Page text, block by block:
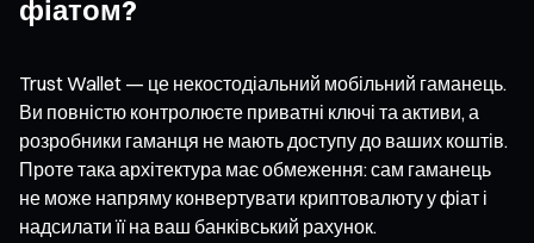
фіатом?
Trust Wallet — це некостодіальний мобільний гаманець.
Ви повністю контролюєте приватні ключі та активи, а
розробники гаманця не мають доступу до ваших коштів.
Проте така архітектура має обмеження: сам гаманець
не може напряму конвертувати криптовалюту у фіат і
надсилати її на ваш банківський рахунок.